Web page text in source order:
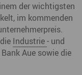
der wichtigsten
im kommenden
Industrie- und
Aue sowie die